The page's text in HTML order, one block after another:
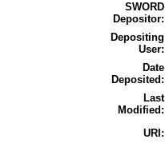
SWORD
Depositor:
Depositing
User:
Date
Deposited:
Last
Modified:
URI: